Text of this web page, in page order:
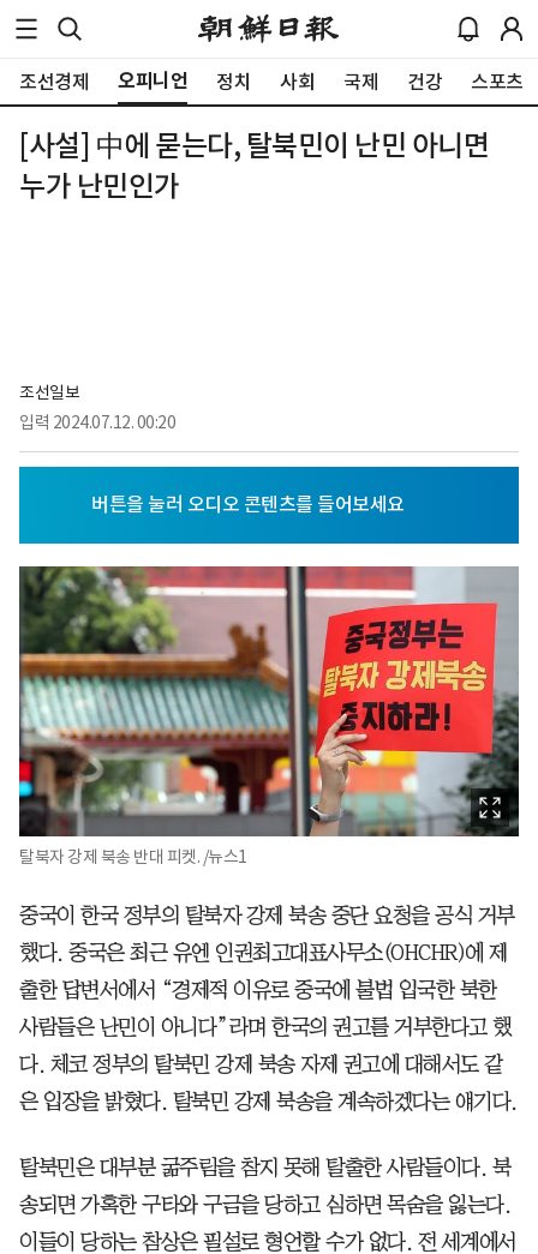
조선경제 오피니언 정치 사회 국제 건강 스포츠
[사설] 中에 묻는다, 탈북민이 난민 아니면
누가 난민인가
조선일보
입력 2024.07.12. 00:20
탈북자 강제 북송 반대 피켓. /뉴스1
중국이 한국 정부의 탈북자 강제 북송 중단 요청을 공식 거부
했다. 중국은 최근 유엔 인권최고대표사무소(OHCHR)에 제
출한 답변서에서 “경제적 이유로 중국에 불법 입국한 북한
사람들은 난민이 아니다”라며 한국의 권고를 거부한다고 했
다. 체코 정부의 탈북민 강제 북송 자제 권고에 대해서도 같
은 입장을 밝혔다. 탈북민 강제 북송을 계속하겠다는 얘기다.
탈북민은 대부분 굶주림을 참지 못해 탈출한 사람들이다. 북
송되면 가혹한 구타와 구금을 당하고 심하면 목숨을 잃는다.
이들이 당하는 참상은 필설로 형언할 수가 없다. 전 세계에서